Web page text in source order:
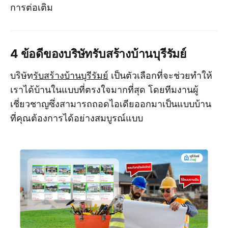
การต่อเติม
4 ข้อดีของบริษัทรับสร้างบ้านบุรีรัมย์
บริษัทรับสร้างบ้านบุรีรัมย์ เป็นตัวเลือกที่จะช่วยทำให้
เราได้บ้านในแบบที่ตรงใจมากที่สุด โดยทีมงานผู้
เชี่ยวชาญซึ่งสามารถถอดไอเดียออกมาเป็นแบบบ้าน
ที่คุณต้องการได้อย่างสมบูรณ์แบบ